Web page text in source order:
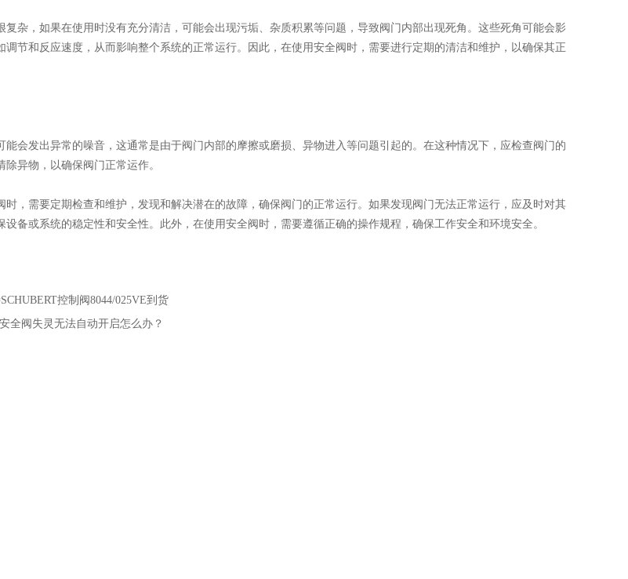
，如果在使用时没有充分清洁，可能会出现污垢、杂质积累等问题，导致阀门内部出现死角。这些死角可能会影
调节和反应速度，从而影响整个系统的正常运行。因此，在使用安全阀时，需要进行定期的清洁和维护，以确保其正
发出异常的噪音，这通常是由于阀门内部的摩擦或磨损、异物进入等问题引起的。在这种情况下，应检查阀门的
异物，以确保阀门正常运作。
需要定期检查和维护，发现和解决潜在的故障，确保阀门的正常运行。如果发现阀门无法正常运行，应及时对其
设备或系统的稳定性和安全性。此外，在使用安全阀时，需要遵循正确的操作规程，确保工作安全和环境安全。
控制阀8044/025VE到货
全阀失灵无法自动开启怎么办？